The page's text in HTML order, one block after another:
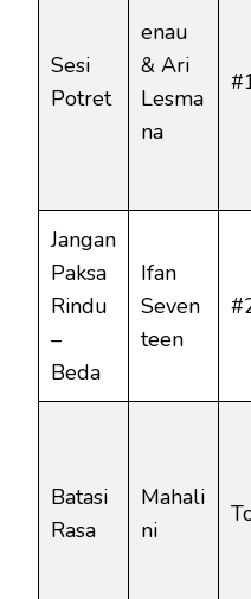
Sesi
Potret
enau
& Ari
Lesma
na
Jangan
Paksa
Rindu
–
Beda
Ifan
Seven
teen
Batasi
Rasa
Mahali
ni